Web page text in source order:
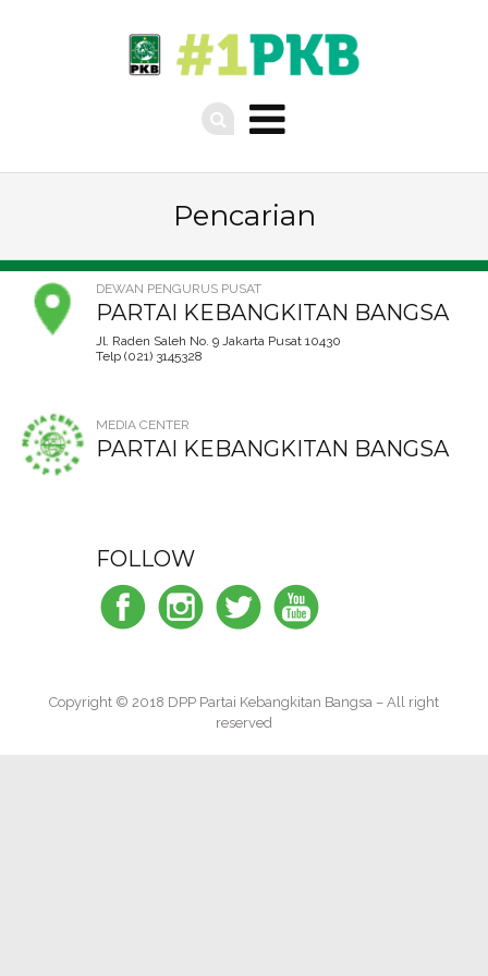
Pencarian
DEWAN PENGURUS PUSAT
PARTAI KEBANGKITAN BANGSA
Jl. Raden Saleh No. 9 Jakarta Pusat 10430
Telp (021) 3145328
MEDIA CENTER
PARTAI KEBANGKITAN BANGSA
FOLLOW
Copyright © 2018 DPP Partai Kebangkitan Bangsa – All right
reserved